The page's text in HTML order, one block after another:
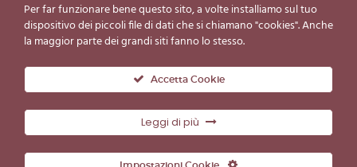
© Copyright Gelato d'Essai 2019
Per far funzionare bene questo sito, a volte installiamo sul tuo
dispositivo dei piccoli file di dati che si chiamano "cookies". Anche
la maggior parte dei grandi siti fanno lo stesso.
Accetta Cookie
Leggi di più